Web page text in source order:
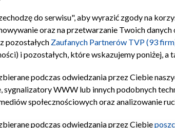
Regulamin TVP Polityka
do serwisu", aby wyrazić zgody na
oraz na przetwarzanie Twoich
pozostałych Zaufanych Partnerów TVP (93
i pozostałych, które wskazujemy poniżej,
podczas odwiedzania przez Ciebie
WWW lub innych podobnych
społecznościowych oraz analizowanie
podczas odwiedzania przez Ciebie